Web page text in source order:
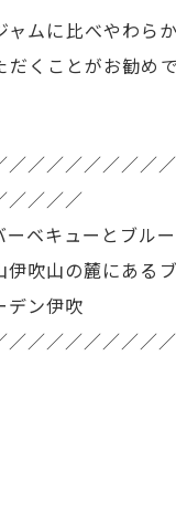
ャムに比べやわら
くことがお勧め
／／／／／／／
／／／／
ベキューとブル
吹山の麓にある
デン伊吹
／／／／／／／